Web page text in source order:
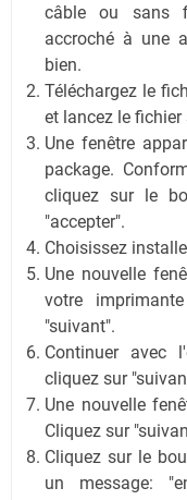
câble ou sans
accroché à une
bien.
Téléchargez le
et lancez le fichier
Une fenêtre
package.
cliquez sur le
"accepter".
Choisissez
Une nouvelle
votre
"suivant".
Continuer avec
cliquez sur
Une nouvelle
Cliquez sur
Cliquez sur le
un message: